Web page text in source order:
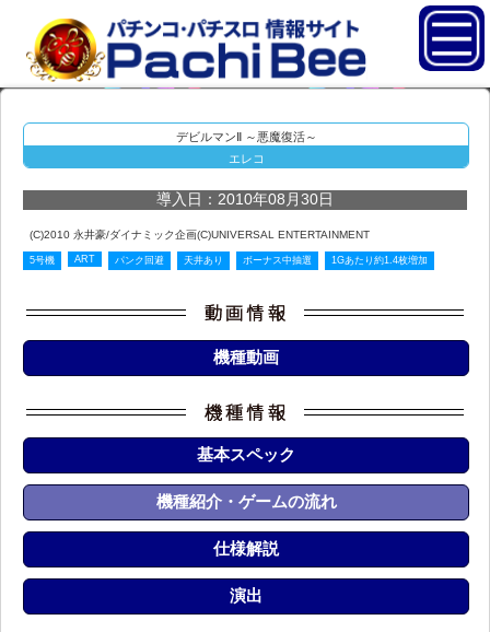
デビルマンⅡ ～悪魔復活～
エレコ
導入日：2010年08月30日
(C)2010 永井豪/ダイナミック企画(C)UNIVERSAL ENTERTAINMENT
5号機 ART パンク回避 天井あり ボーナス中抽選 1Gあたり約1.4枚増加
機種動画
基本スペック
機種紹介・ゲームの流れ
仕様解説
演出